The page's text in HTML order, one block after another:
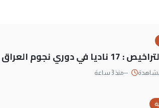
نجوم العراق و3 فرق خارج الضوابط
--منذ 3 ساعة